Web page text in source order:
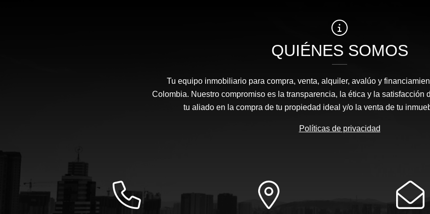
QUIÉNES SOMOS
Tu equipo inmobiliario para compra, venta, alquiler, avalúo y
Colombia. Nuestro compromiso es la transparencia, la ética y la satisfacción
tu aliado en la compra de tu propiedad ideal y/o la venta de tu
Políticas de privacidad